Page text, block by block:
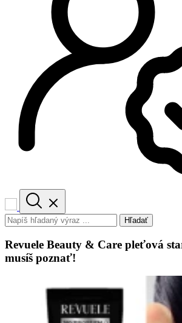
Hľadať
Revuele Beauty & Care pleťová
musíš poznať!